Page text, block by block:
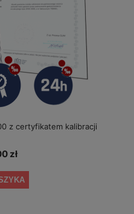
z certyfikatem kalibracji
zł